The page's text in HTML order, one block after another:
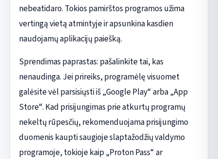
nebeatidaro. Tokios pamirštos programos užima
vertingą vietą atmintyje ir apsunkina kasdien
naudojamų aplikacijų paiešką.
Sprendimas paprastas: pašalinkite tai, kas
nenaudinga. Jei prireiks, programėlę visuomet
galėsite vėl parsisiųsti iš „Google Play“ arba „App
Store“. Kad prisijungimas prie atkurtų programų
nekeltų rūpesčių, rekomenduojama prisijungimo
duomenis kaupti saugioje slaptažodžių valdymo
programoje, tokioje kaip „Proton Pass“ ar